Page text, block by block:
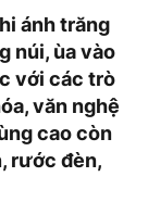
ánh trăng
núi, ùa vào
với các trò
văn nghệ
cao còn
rước đèn,